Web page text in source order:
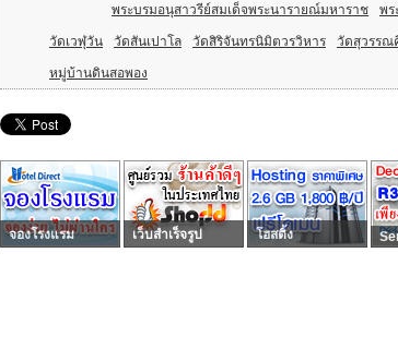
พระบรมอนุสาวรีย์สมเด็จพระนารายณ์มหาราช พร
วัดเวฬุวัน วัดสันเปาโล วัดสิริจันทรนิมิตวรวิหาร วัดสุวรรณ
หมู่บ้านดินสอพอง
จองโรงแรม เว็บสำเร็จรูป โฮสติ้ง